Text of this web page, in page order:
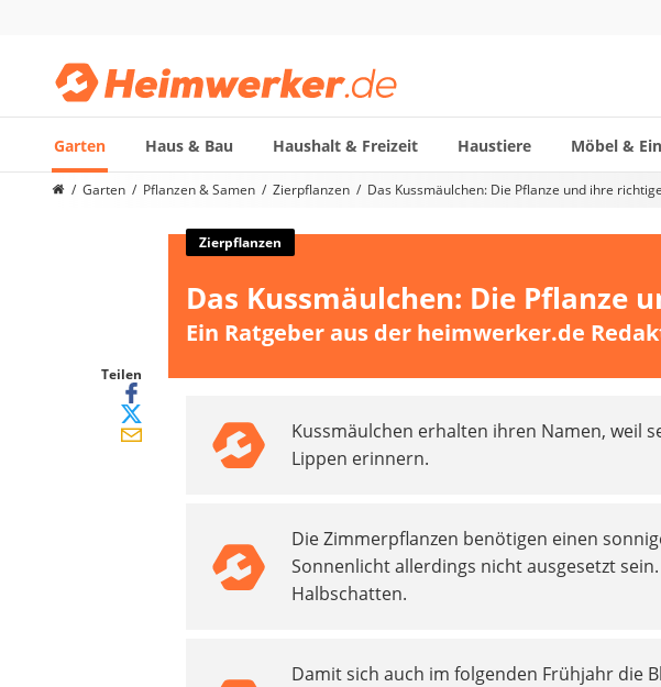
Garten Haus & Bau Haushalt & Freizeit Haustiere Möbel &
Die beliebtesten Vergleiche nach Kategorie
Akku-Laubsauger
Schlauchtrommel
Teleskopleiter
Ameisengift
Garten Pflanzen & Samen Zierpflanzen Das Kussmäulchen: Die Pflanze und ihre
Teilen
Zierpflanzen
Das Kussmäulchen: Die Pflanze
Ein Ratgeber aus der heimwerker.de
Kussmäulchen erhalten ihren Namen, weil
Lippen erinnern.
Die Zimmerpflanzen benötigen einen
Sonnenlicht allerdings nicht ausgesetzt
Halbschatten.
Damit sich auch im folgenden Frühjahr die